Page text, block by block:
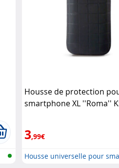
Housse de protection
smartphone XL ''Roma''
3,99€
Housse universelle pour